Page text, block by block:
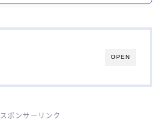
OPEN
スポンサーリンク